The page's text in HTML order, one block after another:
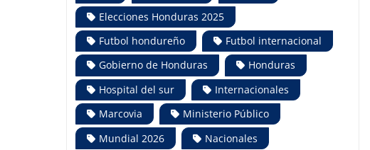
Elecciones Honduras 2025
Futbol hondureño
Futbol internacional
Gobierno de Honduras
Honduras
Hospital del sur
Internacionales
Marcovia
Ministerio Público
Mundial 2026
Nacionales